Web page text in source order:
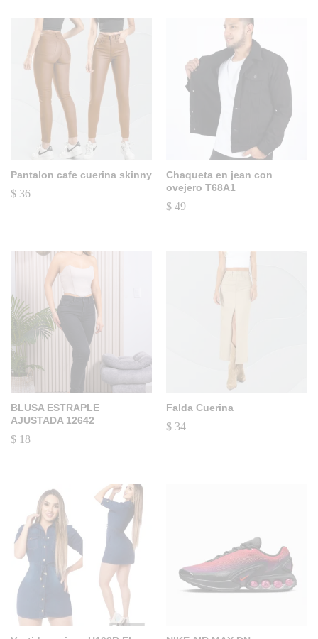
Pantalon cafe cuerina skinny
$ 36
Chaqueta en jean con
ovejero T68A1
$ 49
BLUSA ESTRAPLE
AJUSTADA 12642
$ 18
Falda Cuerina
$ 34